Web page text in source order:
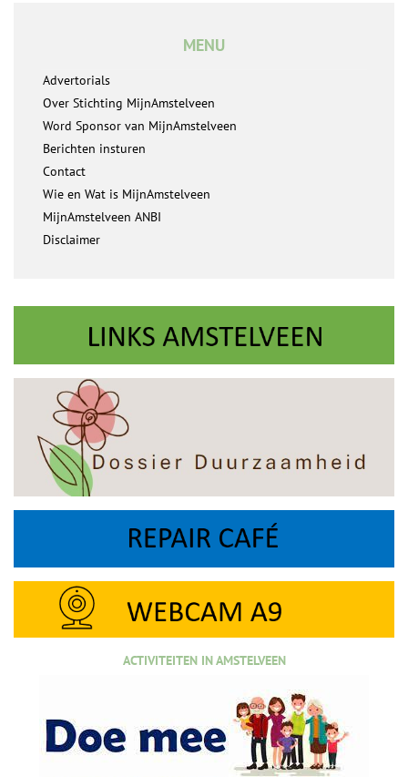
MENU
Advertorials
Over Stichting MijnAmstelveen
Word Sponsor van MijnAmstelveen
Berichten insturen
Contact
Wie en Wat is MijnAmstelveen
MijnAmstelveen ANBI
Disclaimer
ACTIVITEITEN IN AMSTELVEEN